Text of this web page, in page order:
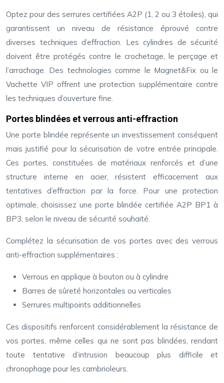
Optez pour des serrures certifiées A2P (1, 2 ou 3 étoiles), qui
garantissent un niveau de résistance éprouvé contre
diverses techniques d’effraction. Les cylindres de sécurité
doivent être protégés contre le crochetage, le perçage et
l’arrachage. Des technologies comme le Magnet&Fix ou le
Vachette VIP offrent une protection supplémentaire contre
les techniques d’ouverture fine.
Portes blindées et verrous anti-effraction
Une porte blindée représente un investissement conséquent
mais justifié pour la sécurisation de votre entrée principale.
Ces portes, constituées de matériaux renforcés et d’une
structure interne en acier, résistent efficacement aux
tentatives d’effraction par la force. Pour une protection
optimale, choisissez une porte blindée certifiée A2P BP1 à
BP3, selon le niveau de sécurité souhaité.
Complétez la sécurisation de vos portes avec des verrous
anti-effraction supplémentaires :
Verrous en applique à bouton ou à cylindre
Barres de sûreté horizontales ou verticales
Serrures multipoints additionnelles
Ces dispositifs renforcent considérablement la résistance de
vos portes, même celles qui ne sont pas blindées, rendant
toute tentative d’intrusion beaucoup plus difficile et
chronophage pour les cambrioleurs.